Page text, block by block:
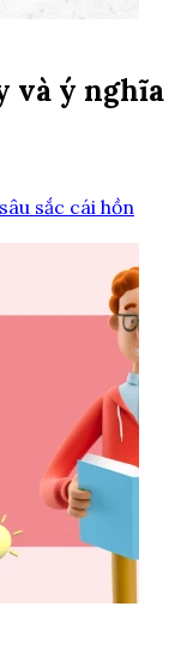
và ý nghĩa
sắc cái hồn